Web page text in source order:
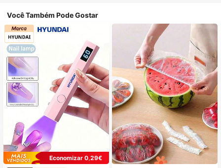
Você Também Pode Gostar
Economizar 0,29€